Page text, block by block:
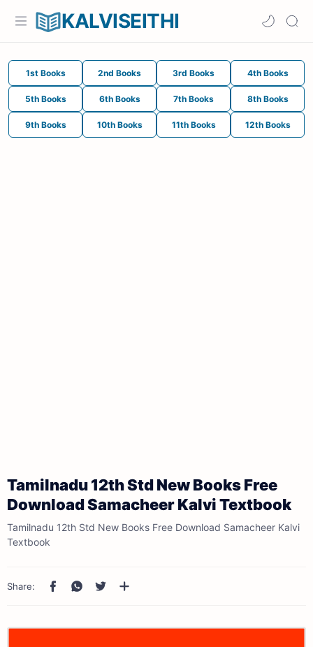
KALVISEITHI
1st Books 2nd Books 3rd Books 4th Books
5th Books 6th Books 7th Books 8th Books
9th Books 10th Books 11th Books 12th Books
Tamilnadu 12th Std New Books Free
Download Samacheer Kalvi Textbook
Tamilnadu 12th Std New Books Free Download Samacheer Kalvi
Textbook